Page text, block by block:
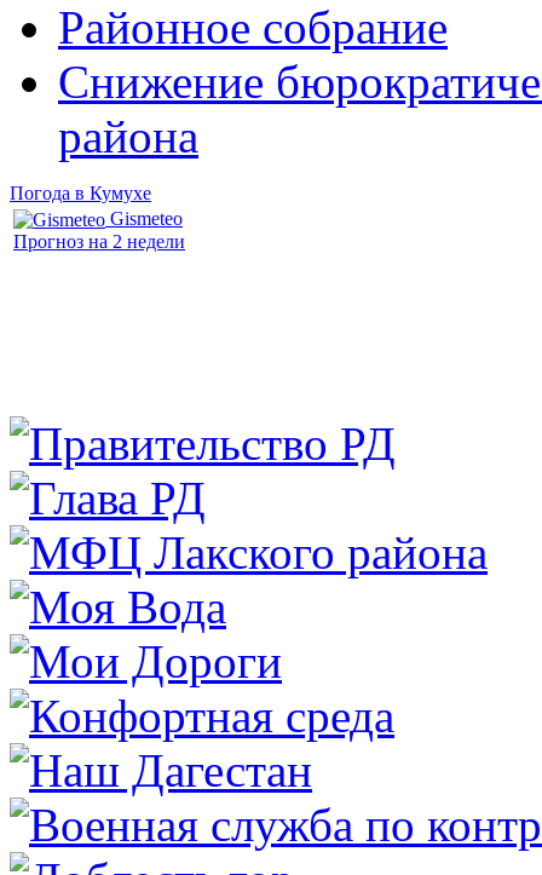
Районное собрание
Снижение
района
Погода в Кумухе
Gismeteo
Прогноз на 2 недели